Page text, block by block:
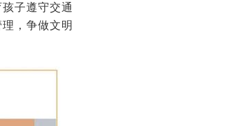
子遵守交通
，争做文明